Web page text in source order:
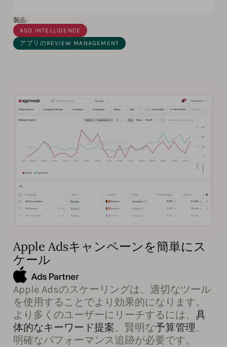
製品:
ASO INTELLIGENCE
アプリのREVIEW MANAGEMENT
Apple Adsキャンペーンを簡単にス
ケール
Apple Adsのスケーリングは、適切なツール
を使用することでより効果的になります。
より多くのユーザーにリーチするには、 具
体的なキーワード提案、賢明な予算管理、
明確なパフォーマンス追跡が必要です。